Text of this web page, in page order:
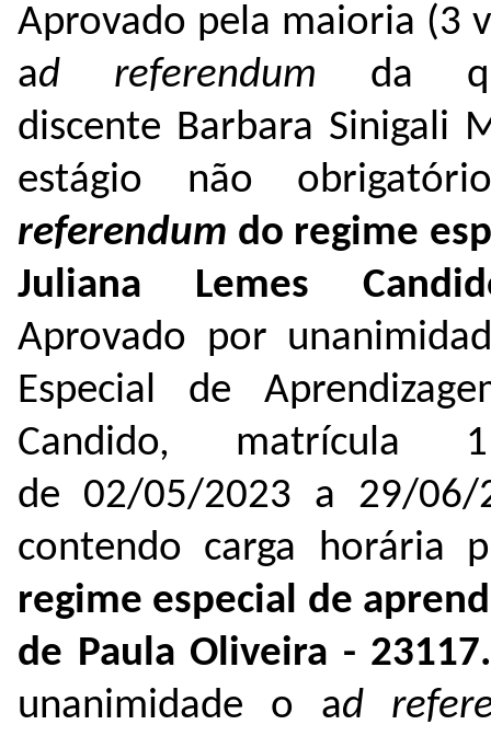
Aprovado pela maioria (3
ad referendum da
discente Barbara Sinigali
estágio não
referendum do regime
Juliana Lemes
Aprovado por
Especial de
Candido, matrícula
de 02/05/2023 a 29/06/
contendo carga horária
regime especial de
de Paula Oliveira -
unanimidade o ad